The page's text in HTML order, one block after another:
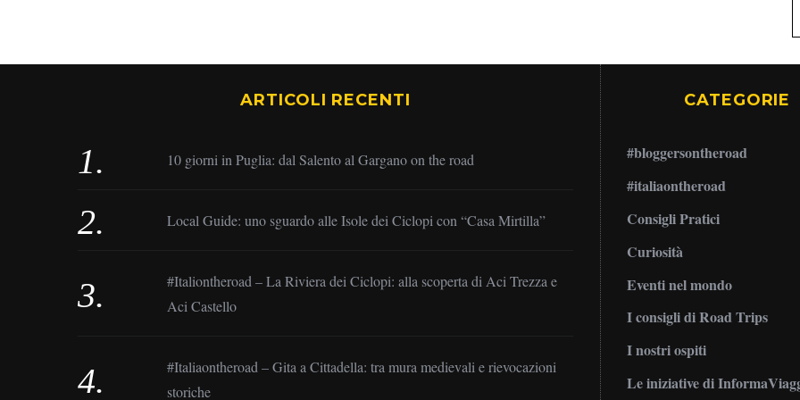
ARTICOLI RECENTI
10 giorni in Puglia: dal Salento al Gargano on the road
Local Guide: uno sguardo alle Isole dei Ciclopi con “Casa Mirtilla”
#Italiontheroad – La Riviera dei Ciclopi: alla scoperta di Aci Trezza e
Aci Castello
#Italiaontheroad – Gita a Cittadella: tra mura medievali e rievocazioni
storiche
CATEGORIE
#bloggersontheroad
#italiaontheroad
Consigli Pratici
Curiosità
Eventi nel mondo
I consigli di Road Trips
I nostri ospiti
Le iniziative di